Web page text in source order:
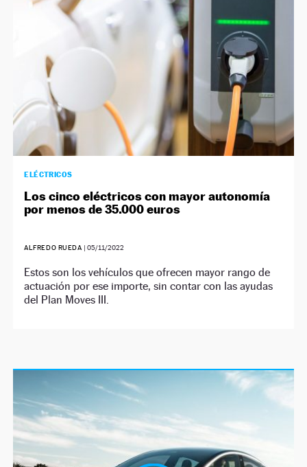
ELÉCTRICOS
Los cinco eléctricos con mayor autonomía
por menos de 35.000 euros
ALFREDO RUEDA | 05/11/2022
Estos son los vehículos que ofrecen mayor rango de
actuación por ese importe, sin contar con las ayudas
del Plan Moves III.